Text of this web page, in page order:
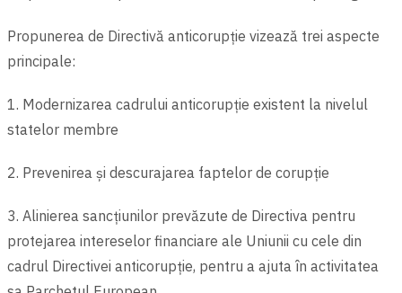
Propunerea de Directivă anticorupție vizează trei aspecte
principale:
1. Modernizarea cadrului anticorupție existent la nivelul
statelor membre
2. Prevenirea și descurajarea faptelor de corupție
3. Alinierea sancțiunilor prevăzute de Directiva pentru
protejarea intereselor financiare ale Uniunii cu cele din
cadrul Directivei anticorupție, pentru a ajuta în activitatea